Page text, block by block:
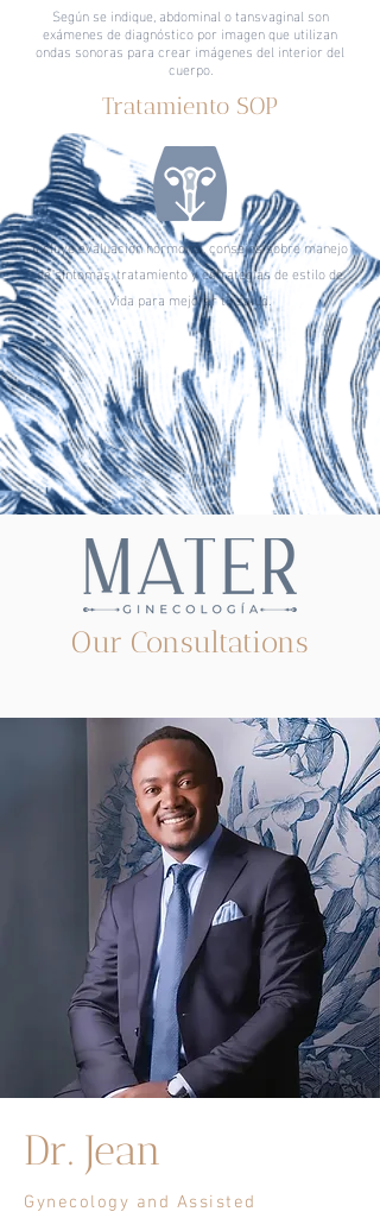
Según se indique, abdominal o tansvaginal son
exámenes de diagnóstico por imagen que utilizan
ondas sonoras para crear imágenes del interior del
cuerpo.
Tratamiento SOP
Incluye evaluación hormonal, consejos sobre manejo
de síntomas, tratamiento y estrategias de estilo de
vida para mejorar tu salud.
Our Consultations
Dr. Jean
Gynecology and Assisted